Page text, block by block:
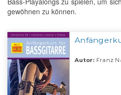
gewöhnen zu können.
Autor: Franz